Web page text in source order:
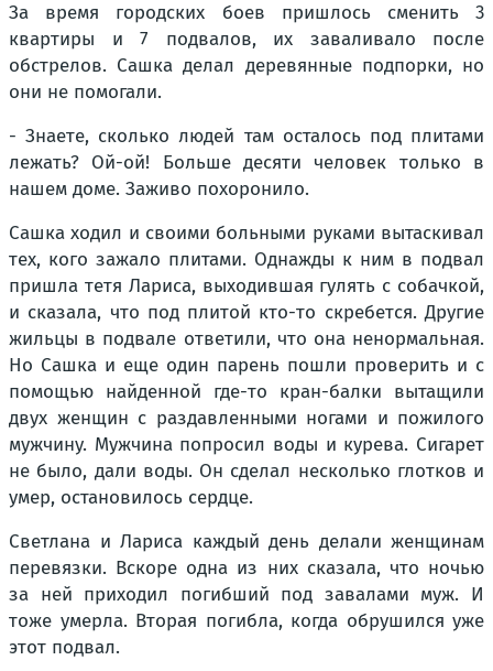
За время городских боев пришлось сменить 3
квартиры и 7 подвалов, их заваливало после
обстрелов. Сашка делал деревянные подпорки, но
они не помогали.
- Знаете, сколько людей там осталось под плитами
лежать? Ой-ой! Больше десяти человек только в
нашем доме. Заживо похоронило.
Сашка ходил и своими больными руками вытаскивал
тех, кого зажало плитами. Однажды к ним в подвал
пришла тетя Лариса, выходившая гулять с собачкой,
и сказала, что под плитой кто-то скребется. Другие
жильцы в подвале ответили, что она ненормальная.
Но Сашка и еще один парень пошли проверить и с
помощью найденной где-то кран-балки вытащили
двух женщин с раздавленными ногами и пожилого
мужчину. Мужчина попросил воды и курева. Сигарет
не было, дали воды. Он сделал несколько глотков и
умер, остановилось сердце.
Светлана и Лариса каждый день делали женщинам
перевязки. Вскоре одна из них сказала, что ночью
за ней приходил погибший под завалами муж. И
тоже умерла. Вторая погибла, когда обрушился уже
этот подвал.